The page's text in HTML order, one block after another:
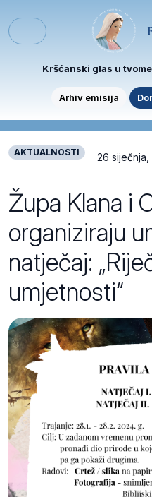
Menu
Kršćanski glas u
Arhiv emisija
AKTUALNOSTI 26
Župa Klana i
organiziraju
natječaj:
umjetnosti“